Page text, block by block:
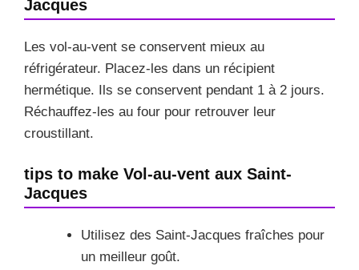
Jacques
Les vol-au-vent se conservent mieux au
réfrigérateur. Placez-les dans un récipient
hermétique. Ils se conservent pendant 1 à 2 jours.
Réchauffez-les au four pour retrouver leur
croustillant.
tips to make Vol-au-vent aux Saint-
Jacques
Utilisez des Saint-Jacques fraîches pour
un meilleur goût.